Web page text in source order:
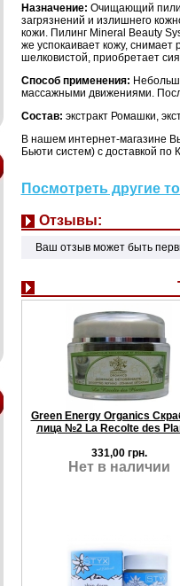
Назначение: Очищающий
загрязнений и излишнего
кожи. Пилинг Mineral Beauty
же успокаивает кожу,
шелковистой, приобретает
Способ применения:
массажными движениями.
Состав: экстракт Ромашки,
В нашем интернет-магазине
Бьюти систем) с доставкой по
Посмотреть другие
Отзывы:
Ваш отзыв может быть
Green Energy Organics
лица №2 La Recolte des
331,00 грн.
Нет в наличии